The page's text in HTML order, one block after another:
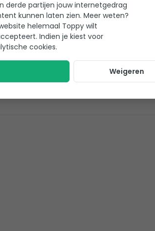
Merk: DAB
Geschikt voor: Schoon water
Type vlotter: Ingebouwde (interne)
vlotter
Verwachte levertijd: 1-2 weken
319,-
derde partijen jouw internetgedrag
kunnen laten zien. Meer weten?
helemaal Toppy wilt
Indien je kiest voor
cookies.
Weigeren